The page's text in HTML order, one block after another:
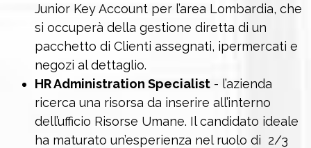
Junior Key Account per l’area Lombardia, che
si occuperà della gestione diretta di un
pacchetto di Clienti assegnati, ipermercati e
negozi al dettaglio.
HR Administration Specialist- l’azienda
ricerca una risorsa da inserire all’interno
dell’ufficio Risorse Umane. Il candidato ideale
ha maturato un’esperienza nel ruolo di 2/3